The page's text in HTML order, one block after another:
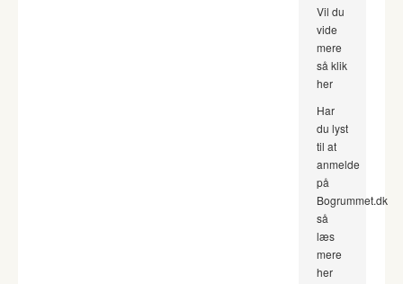
Vil du
vide
mere
så klik
her
Har
du lyst
til at
anmelde
på
Bogrummet.dk
så
læs
mere
her